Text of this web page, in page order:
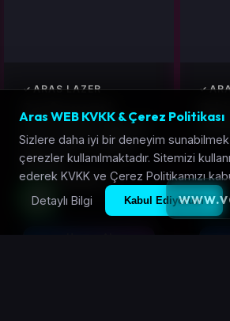
ARAS LAZER
Profesyonel
Dermapen İğnesi
Kartuşu | Yedek
Başlık
Seçenekleri
Aras WEB KVKK & Çerez Politikası
Sizlere daha iyi bir deneyim
çerezler kullanılmaktadır. Sitemizi
ederek KVKK ve Çerez Politikamızı
Detaylı Bilgi
Kabul Ediyorum